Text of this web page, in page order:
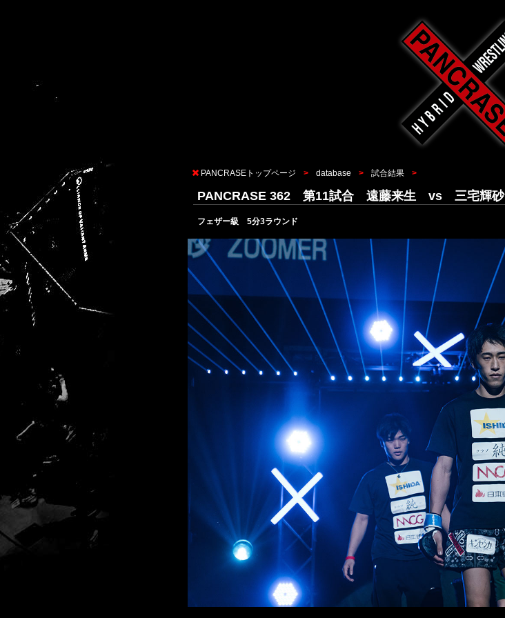
PANCRASEトップページ database 試合結果
PANCRASE 362 第11試合 遠藤来生 vs 三宅輝砂
フェザー級 5分3ラウンド